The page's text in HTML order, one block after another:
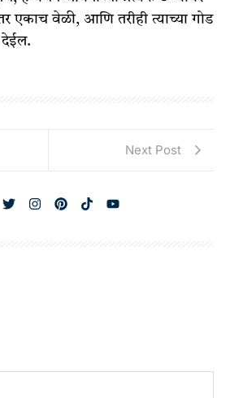
एकाच वेळी, आणि तरीही त्याच्या गोड
देईल.
Next Post